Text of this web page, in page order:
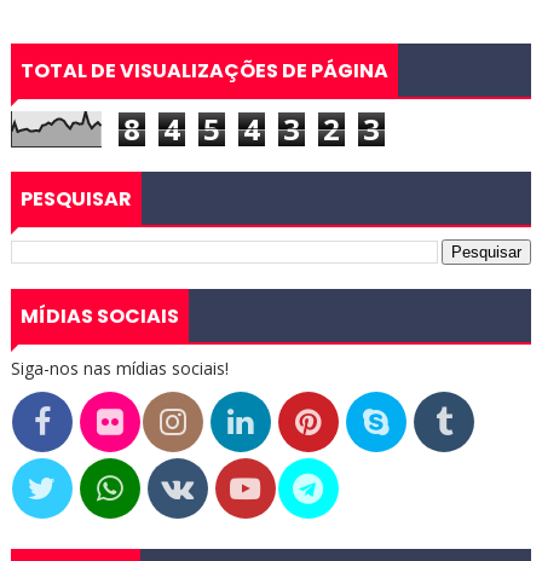
TOTAL DE VISUALIZAÇÕES DE PÁGINA
8 4 5 4 3 2 3
PESQUISAR
MÍDIAS SOCIAIS
Siga-nos nas mídias sociais!